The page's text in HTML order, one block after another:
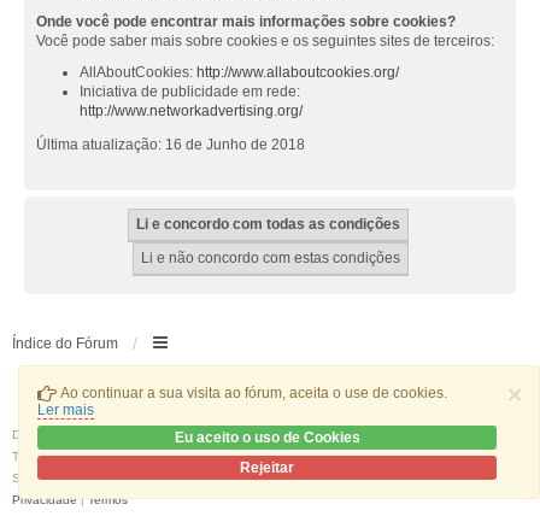
×
Ao continuar a sua visita ao fórum, aceita o use de cookies.
Ler mais
Eu aceito o uso de Cookies
Rejeitar
Onde você pode encontrar mais informações sobre cookies?
Você pode saber mais sobre cookies e os seguintes sites de terceiros:
AllAboutCookies: http://www.allaboutcookies.org/
Iniciativa de publicidade em rede:
http://www.networkadvertising.org/
Última atualização: 16 de Junho de 2018
Índice do Fórum
Desenvolvido por
® Forum Software © phpBB Limited
Traduzido por:phpBB Portugal
Stylewe_universalcreated by INVENTEA & v12mike
Privacidade|Termos